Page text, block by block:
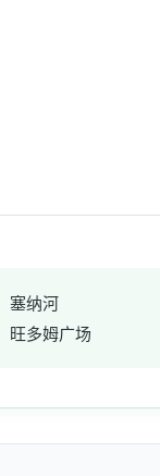
塞纳河
旺多姆广场